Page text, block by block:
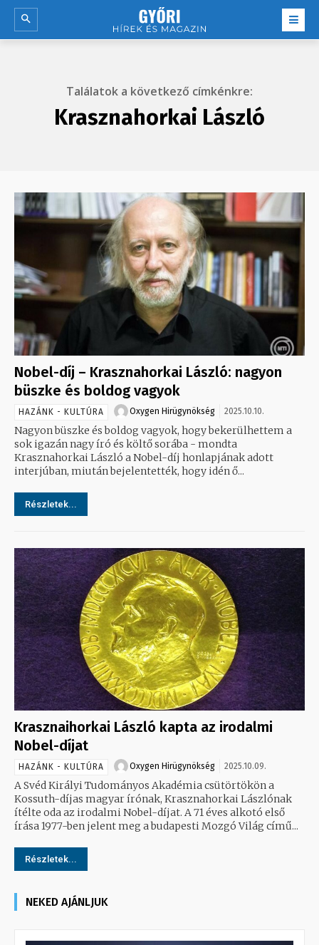
Találatok a következő címkénkre:
Krasznahorkai László
Nobel-díj – Krasznahorkai László: nagyon
büszke és boldog vagyok
HAZÁNK - KULTÚRA Oxygen Hirügynökség 2025.10.10.
Nagyon büszke és boldog vagyok, hogy bekerülhettem a
sok igazán nagy író és költő sorába - mondta
Krasznahorkai László a Nobel-díj honlapjának adott
interjúban, miután bejelentették, hogy idén ő...
Részletek...
Krasznaihorkai László kapta az irodalmi
Nobel-díjat
HAZÁNK - KULTÚRA Oxygen Hirügynökség 2025.10.09.
A Svéd Királyi Tudományos Akadémia csütörtökön a
Kossuth-díjas magyar írónak, Krasznahorkai Lászlónak
ítélte oda az irodalmi Nobel-díjat. A 71 éves alkotó első
írása 1977-ben jelent meg a budapesti Mozgó Világ című...
Részletek...
NEKED AJÁNLJUK